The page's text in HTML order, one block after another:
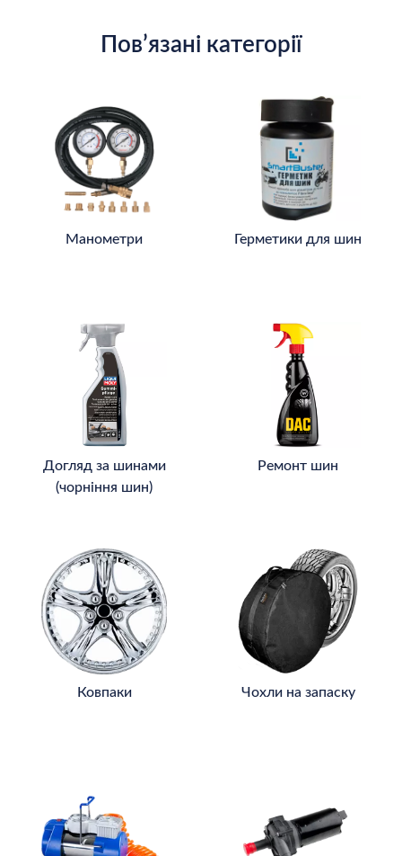
Повʼязані категорії
Манометри Герметики для шин
Догляд за шинами
(чорніння шин)
Ремонт шин
Ковпаки Чохли на запаску